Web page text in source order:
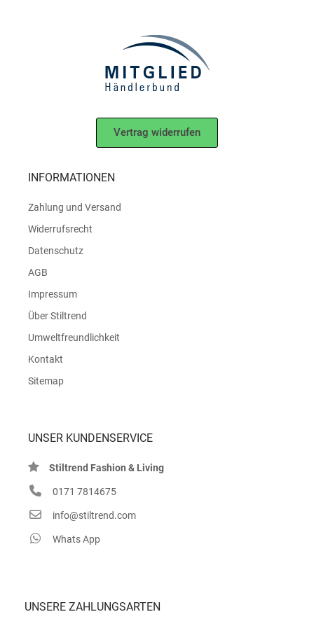
Vertrag widerrufen
INFORMATIONEN
Zahlung und Versand
Widerrufsrecht
Datenschutz
AGB
Impressum
Über Stiltrend
Umweltfreundlichkeit
Kontakt
Sitemap
UNSER KUNDENSERVICE
Stiltrend Fashion & Living
0171 7814675
info@stiltrend.com
Whats App
UNSERE ZAHLUNGSARTEN